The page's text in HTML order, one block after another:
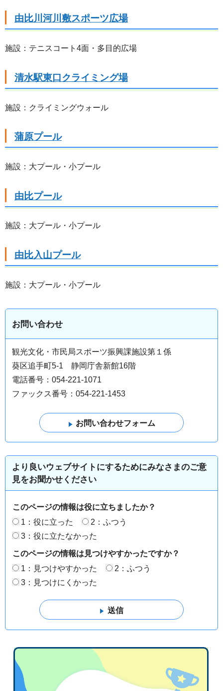
由比川河川敷スポーツ広場
施設：テニスコート4面・多目的広場
清水駅東口クライミング場
施設：クライミングウォール
蒲原プール
施設：大プール・小プール
由比プール
施設：大プール・小プール
由比入山プール
施設：大プール・小プール
お問い合わせ
観光文化・市民局スポーツ振興課施設第１係
葵区追手町5-1 静岡庁舎新館16階
電話番号：054-221-1071
ファックス番号：054-221-1453
より良いウェブサイトにするためにみなさまのご意
見をお聞かせください
このページの情報は役に立ちましたか？
1：役に立った
2：ふつう
3：役に立たなかった
このページの情報は見つけやすかったですか？
1：見つけやすかった
2：ふつう
3：見つけにくかった